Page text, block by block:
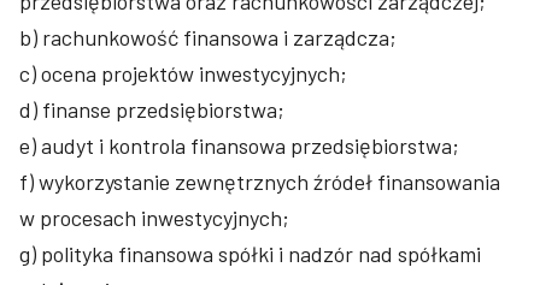
b) rachunkowość finansowa i zarządcza;
c) ocena projektów inwestycyjnych;
d) finanse przedsiębiorstwa;
e) audyt i kontrola finansowa przedsiębiorstwa;
f) wykorzystanie zewnętrznych źródeł finansowania
w procesach inwestycyjnych;
g) polityka finansowa spółki i nadzór nad spółkami